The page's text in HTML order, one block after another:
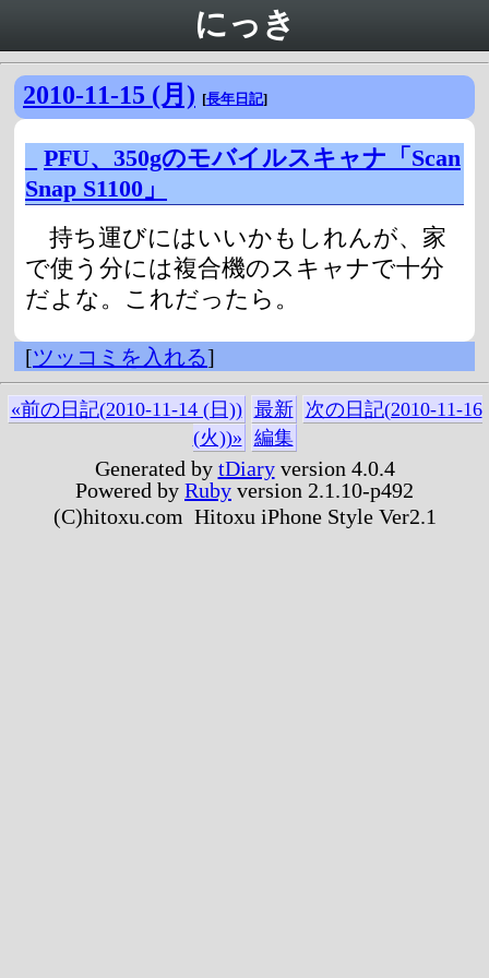
にっき
2010-11-15 (月) [長年日記]
PFU、350gのモバイルスキャナ「Scan
Snap S1100」
持ち運びにはいいかもしれんが、家
で使う分には複合機のスキャナで十分
だよな。これだったら。
[ツッコミを入れる]
«前の日記(2010-11-14 (日)) 最新
次の日記(2010-11-16
(火))» 編集
Generated by tDiaryversion 4.0.4
Powered by Ruby version 2.1.10-p492